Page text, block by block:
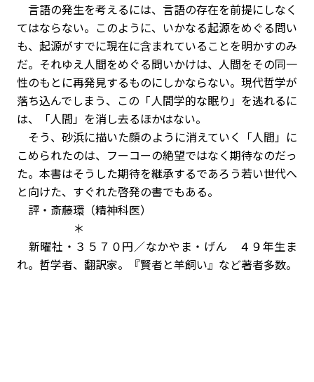
言語の発生を考えるには、言語の存在を前提にしなく
てはならない。このように、いかなる起源をめぐる問い
も、起源がすでに現在に含まれていることを明かすのみ
だ。それゆえ人間をめぐる問いかけは、人間をその同一
性のもとに再発見するものにしかならない。現代哲学が
落ち込んでしまう、この「人間学的な眠り」を逃れるに
は、「人間」を消し去るほかはない。
そう、砂浜に描いた顔のように消えていく「人間」に
こめられたのは、フーコーの絶望ではなく期待なのだっ
た。本書はそうした期待を継承するであろう若い世代へ
と向けた、すぐれた啓発の書でもある。
評・斎藤環（精神科医）
＊
新曜社・３５７０円／なかやま・げん ４９年生ま
れ。哲学者、翻訳家。『賢者と羊飼い』など著者多数。